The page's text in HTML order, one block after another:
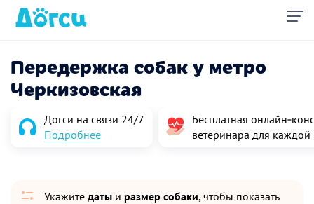
Передержка собак у метро
Черкизовская
Догси на связи 24/7
Подробнее
Бесплатная
ветеринара для
Укажите даты и размер собаки, чтобы показать